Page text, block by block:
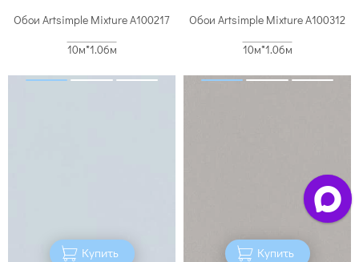
Обои Artsimple Mixture A100217
10м*1.06м
Купить
Обои Artsimple Mixture A100312
10м*1.06м
Купить